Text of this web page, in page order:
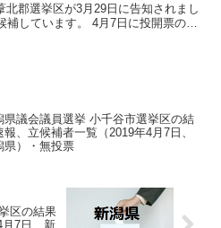
郡選挙区が3月29日に告知されまし
しています。 4月7日に投開票の予
県議会議員選挙 小千谷市選挙区の結
報、立候補者一覧（2019年4月7日、
県）・無投票
区の結果
7日、新